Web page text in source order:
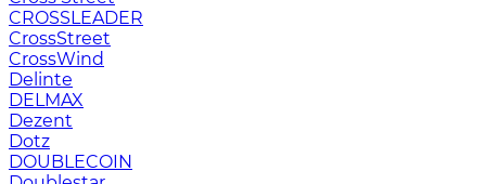
CROSSLEADER
CrossStreet
CrossWind
Delinte
DELMAX
Dezent
Dotz
DOUBLECOIN